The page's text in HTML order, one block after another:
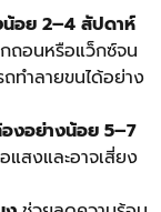
อย 2–4 สัปดาห์
กถอนหรือแว็กซ์จน
ถทำลายขนได้อย่าง
งอย่างน้อย 5–7
แสงและอาจเสี่ยง